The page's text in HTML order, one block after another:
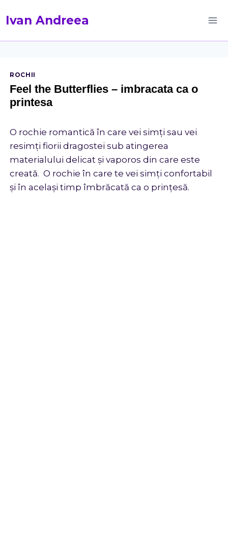
Ivan Andreea
ROCHII
Feel the Butterflies – imbracata ca o
printesa
O rochie romantică în care vei simți sau vei
resimți fiorii dragostei sub atingerea
materialului delicat și vaporos din care este
creată. O rochie în care te vei simți confortabil
și în același timp îmbrăcată ca o prințesă.